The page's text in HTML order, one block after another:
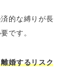
しくなる
るには？
分け合う
的な縛りが長
です。
婚するリスク